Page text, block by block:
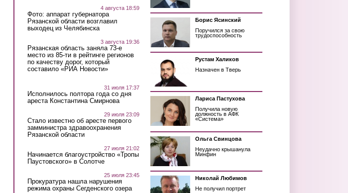
4 августа 18:59
Фото: аппарат губернатора
Рязанской области возглавил
выходец из Челябинска
3 августа 19:36
Рязанская область заняла 73-е
место из 85-ти в рейтинге регионов
по качеству дорог, который
составило «РИА Новости»
31 июля 17:37
Исполнилось полтора года со дня
ареста Константина Смирнова
29 июля 23:09
Стало известно об аресте первого
замминистра здравоохранения
Рязанской области
27 июля 21:02
Начинается благоустройство «Тропы
Паустовского» в Солотче
25 июля 23:45
Прокуратура нашла нарушения
режима охраны Сегденского озера
Борис Ясинский
Поручился за свою
трудоспособность
Рустам Халиков
Назначен в Тверь
Лариса Пастухова
Получила новую
должность в АФК
«Система»
Ольга Свинцова
Неудачно крышанула
Минфин
Николай Любимов
Не получил портрет